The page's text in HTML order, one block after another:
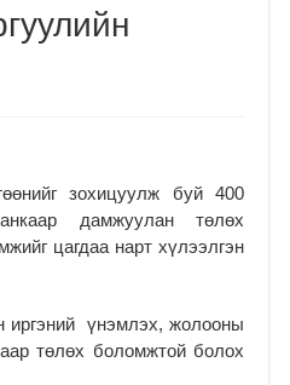
зохицуулж буй 400
дамжуулан төлөх
цагдаа нарт хүлээлгэн
иргэний үнэмлэх, жолооны
төлөх боломжтой болох